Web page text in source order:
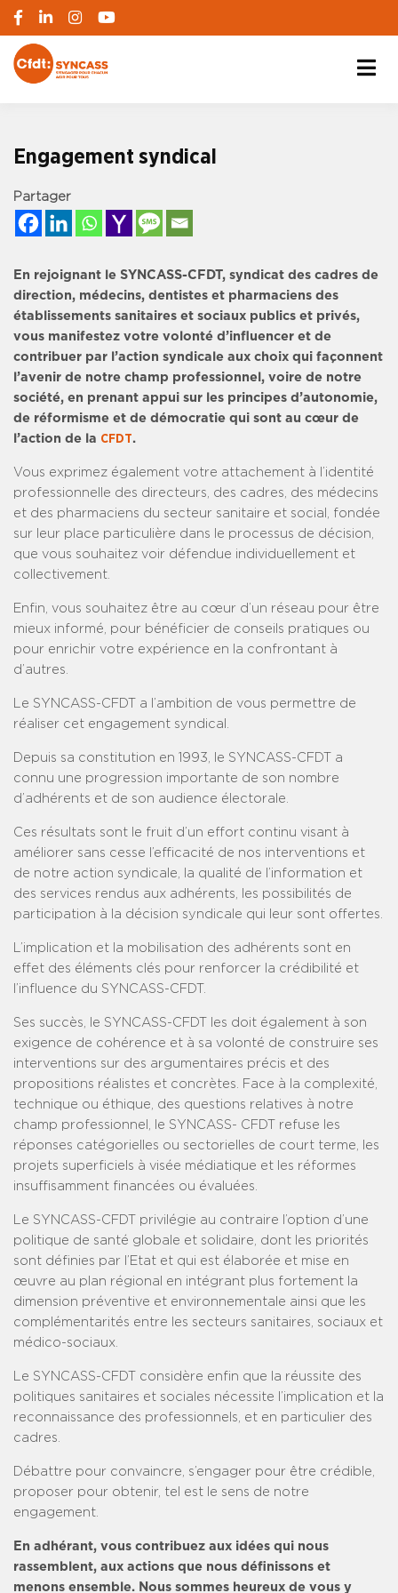
Engagement syndical
Partager
En rejoignant le SYNCASS-CFDT, syndicat des cadres de
direction, médecins, dentistes et pharmaciens des
établissements sanitaires et sociaux publics et privés,
vous manifestez votre volonté d’influencer et de
contribuer par l’action syndicale aux choix qui façonnent
l’avenir de notre champ professionnel, voire de notre
société, en prenant appui sur les principes d’autonomie,
de réformisme et de démocratie qui sont au cœur de
l’action de la CFDT.
Vous exprimez également votre attachement à l’identité
professionnelle des directeurs, des cadres, des médecins
et des pharmaciens du secteur sanitaire et social, fondée
sur leur place particulière dans le processus de décision,
que vous souhaitez voir défendue individuellement et
collectivement.
Enfin, vous souhaitez être au cœur d’un réseau pour être
mieux informé, pour bénéficier de conseils pratiques ou
pour enrichir votre expérience en la confrontant à
d’autres.
Le SYNCASS-CFDT a l’ambition de vous permettre de
réaliser cet engagement syndical.
Depuis sa constitution en 1993, le SYNCASS-CFDT a
connu une progression importante de son nombre
d’adhérents et de son audience électorale.
Ces résultats sont le fruit d’un effort continu visant à
améliorer sans cesse l’efficacité de nos interventions et
de notre action syndicale, la qualité de l’information et
des services rendus aux adhérents, les possibilités de
participation à la décision syndicale qui leur sont offertes.
L’implication et la mobilisation des adhérents sont en
effet des éléments clés pour renforcer la crédibilité et
l’influence du SYNCASS-CFDT.
Ses succès, le SYNCASS-CFDT les doit également à son
exigence de cohérence et à sa volonté de construire ses
interventions sur des argumentaires précis et des
propositions réalistes et concrètes. Face à la complexité,
technique ou éthique, des questions relatives à notre
champ professionnel, le SYNCASS- CFDT refuse les
réponses catégorielles ou sectorielles de court terme, les
projets superficiels à visée médiatique et les réformes
insuffisamment financées ou évaluées.
Le SYNCASS-CFDT privilégie au contraire l’option d’une
politique de santé globale et solidaire, dont les priorités
sont définies par l’Etat et qui est élaborée et mise en
œuvre au plan régional en intégrant plus fortement la
dimension préventive et environnementale ainsi que les
complémentarités entre les secteurs sanitaires, sociaux et
médico-sociaux.
Le SYNCASS-CFDT considère enfin que la réussite des
politiques sanitaires et sociales nécessite l’implication et la
reconnaissance des professionnels, et en particulier des
cadres.
Débattre pour convaincre, s’engager pour être crédible,
proposer pour obtenir, tel est le sens de notre
engagement.
En adhérant, vous contribuez aux idées qui nous
rassemblent, aux actions que nous définissons et
menons ensemble. Nous sommes heureux de vous y